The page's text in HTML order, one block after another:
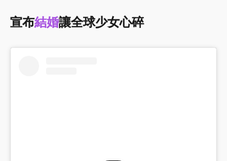
宣布結婚讓全球少女心碎